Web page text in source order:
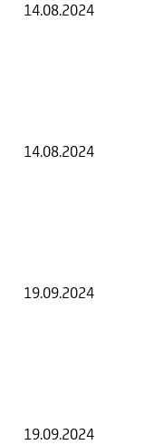
14.08.2024
14.08.2024
19.09.2024
19.09.2024